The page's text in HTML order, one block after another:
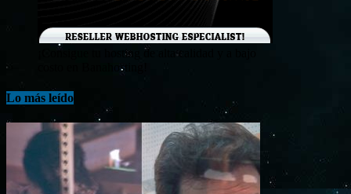
¡Consigue tu hosting de alta calidad y a bajo
costo en Banahosting!
Lo más leído